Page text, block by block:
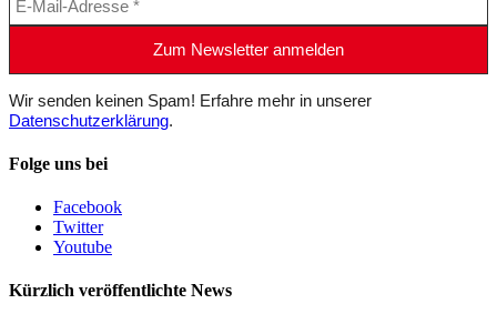
Wir senden keinen Spam! Erfahre mehr in unserer
Datenschutzerklärung.
Folge uns bei
Facebook
Twitter
Youtube
Kürzlich veröffentlichte News